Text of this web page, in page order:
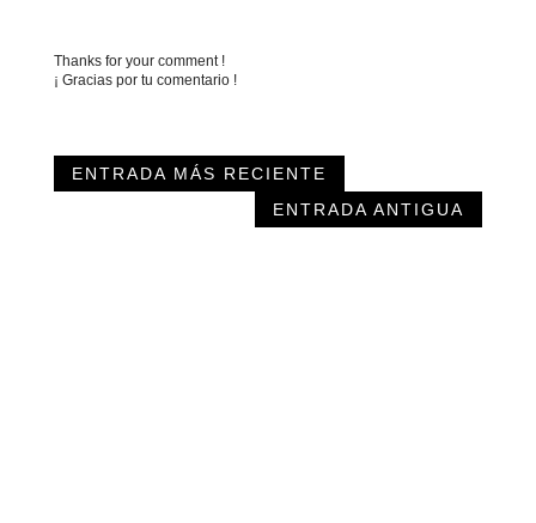
Thanks for your comment !
¡ Gracias por tu comentario !
ENTRADA MÁS RECIENTE
ENTRADA ANTIGUA